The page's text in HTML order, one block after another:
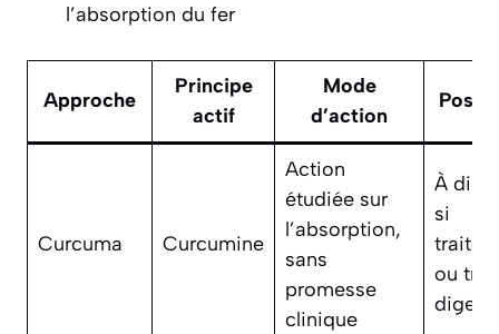
l’absorption du fer
Approche
Principe
actif
Mode
d’action
Curcuma Curcumine
Action
étudiée sur
l’absorption,
sans
promesse
clinique
À
si
ou